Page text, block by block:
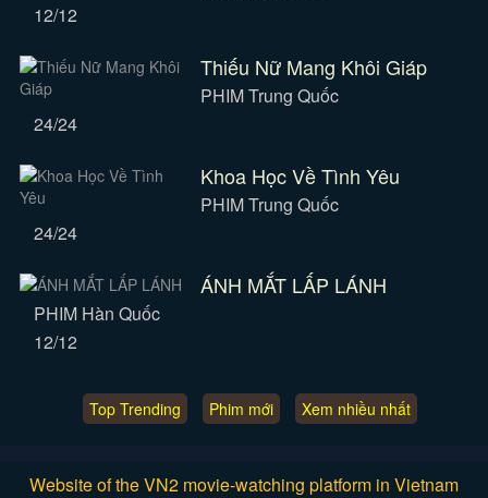
12/12
Thiếu Nữ Mang Khôi Giáp
PHIM Trung Quốc
24/24
Khoa Học Về Tình Yêu
PHIM Trung Quốc
24/24
ÁNH MẮT LẤP LÁNH
PHIM Hàn Quốc
12/12
Top Trending Phim mới Xem nhiều nhất
Website of the VN2 movie-watching platform in Vietnam